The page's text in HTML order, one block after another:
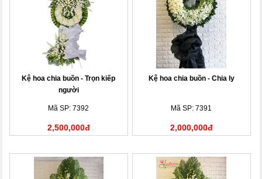
Kệ hoa chia buồn - Trọn kiếp
người
Mã SP: 7392
2,500,000đ
Kệ hoa chia buồn - Chia ly
Mã SP: 7391
2,000,000đ